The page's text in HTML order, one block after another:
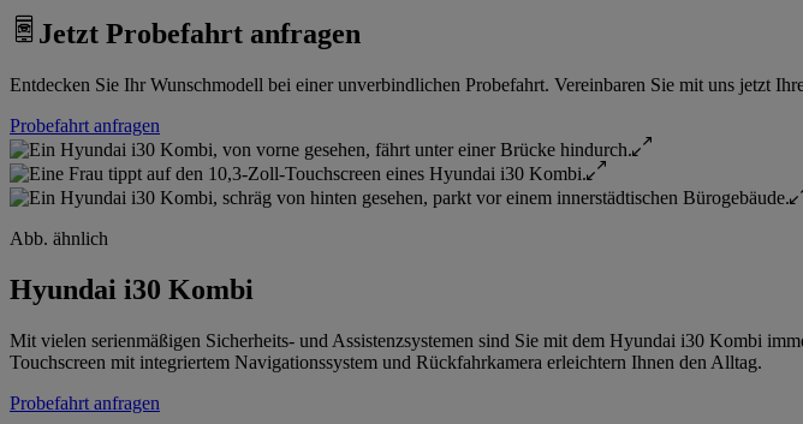
Jetzt Probefahrt anfragen
Entdecken Sie Ihr Wunschmodell bei einer unverbindlichen Probefahrt. Vereinbaren Sie mit uns jetzt
Probefahrt anfragen
Abb. ähnlich
Hyundai i30 Kombi
Mit vielen serienmäßigen Sicherheits- und Assistenzsystemen sind Sie mit dem Hyundai i30 Kombi
Touchscreen mit integriertem Navigationssystem und Rückfahrkamera erleichtern Ihnen den Alltag.
Probefahrt anfragen